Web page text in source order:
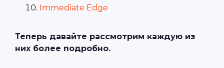
Immediate Edge
Теперь давайте рассмотрим каждую из
них более подробно.